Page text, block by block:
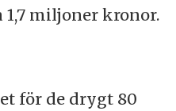
miljoner kronor.
för de drygt 80